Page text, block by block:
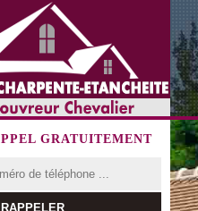
GRATUITEMENT